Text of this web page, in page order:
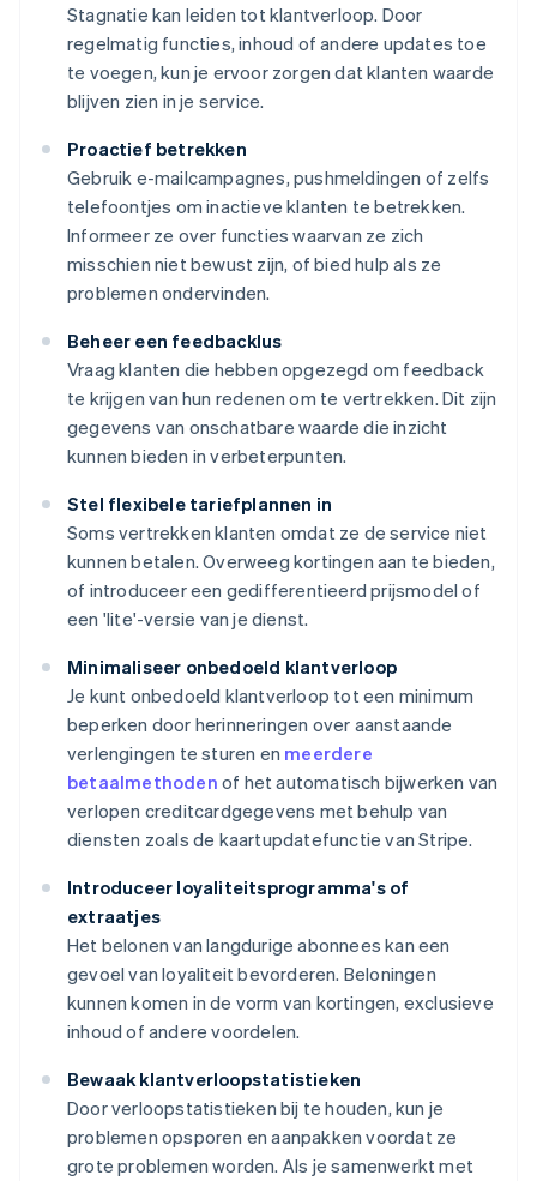
Stagnatie kan leiden tot klantverloop. Door
regelmatig functies, inhoud of andere updates toe
te voegen, kun je ervoor zorgen dat klanten waarde
blijven zien in je service.
Proactief betrekken
Gebruik e-mailcampagnes, pushmeldingen of zelfs
telefoontjes om inactieve klanten te betrekken.
Informeer ze over functies waarvan ze zich
misschien niet bewust zijn, of bied hulp als ze
problemen ondervinden.
Beheer een feedbacklus
Vraag klanten die hebben opgezegd om feedback
te krijgen van hun redenen om te vertrekken. Dit zijn
gegevens van onschatbare waarde die inzicht
kunnen bieden in verbeterpunten.
Stel flexibele tariefplannen in
Soms vertrekken klanten omdat ze de service niet
kunnen betalen. Overweeg kortingen aan te bieden,
of introduceer een gedifferentieerd prijsmodel of
een 'lite'-versie van je dienst.
Minimaliseer onbedoeld klantverloop
Je kunt onbedoeld klantverloop tot een minimum
beperken door herinneringen over aanstaande
verlengingen te sturen en meerdere
betaalmethoden of het automatisch bijwerken van
verlopen creditcardgegevens met behulp van
diensten zoals de kaartupdatefunctie van Stripe.
Introduceer loyaliteitsprogramma's of
extraatjes
Het belonen van langdurige abonnees kan een
gevoel van loyaliteit bevorderen. Beloningen
kunnen komen in de vorm van kortingen, exclusieve
inhoud of andere voordelen.
Bewaak klantverloopstatistieken
Door verloopstatistieken bij te houden, kun je
problemen opsporen en aanpakken voordat ze
grote problemen worden. Als je samenwerkt met